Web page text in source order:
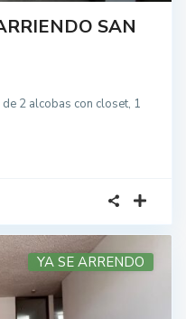
SAN
2 alcobas con closet, 1
YA SE ARRENDO